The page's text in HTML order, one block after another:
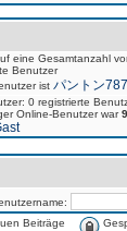
eine Gesamtanzahl
Benutzer
ist パントン787
0 registrierte
Online-Benutzer war
Beiträge